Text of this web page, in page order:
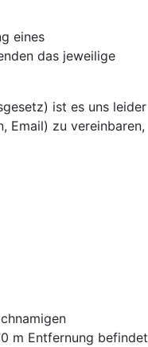
eines
das jeweilige
ist es uns leider
Email) zu vereinbaren,
m Entfernung befindet